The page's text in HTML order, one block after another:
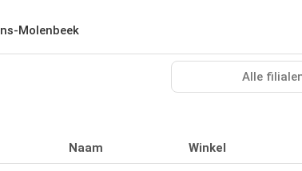
Molenbeek
Alle
Naam Winkel